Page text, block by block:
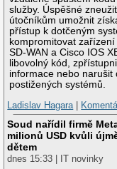
služby. Úspěšné
útočníkům umožnit
přístup k dotčeným
kompromitovat
SD-WAN a Cisco IOS
libovolný kód,
informace nebo narušit
postižených systémů.
Ladislav Hagara|
Soud nařídil firmě
milionů USD kvůli
dětem
dnes 15:33 | IT novinky